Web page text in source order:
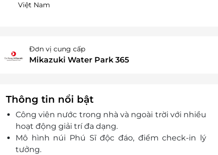
Việt Nam
Đơn vị cung cấp
Mikazuki Water Park 365
Thông tin nổi bật
Công viên nước trong nhà và ngoài trời với nhiều
hoạt động giải trí đa dạng.
Mô hình núi Phú Sĩ độc đáo, điểm check-in lý
tưởng.